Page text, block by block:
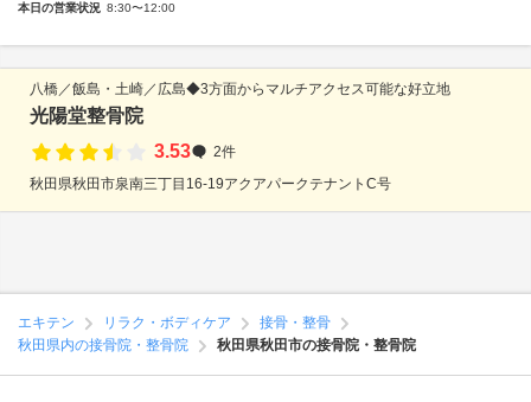
本日の営業状況 8:30〜12:00
八橋／飯島・土崎／広島◆3方面からマルチアクセス可能な好立地
光陽堂整骨院
3.53
2件
秋田県秋田市泉南三丁目16-19アクアパークテナントC号
エキテン リラク・ボディケア
接骨・整骨
秋田県内の接骨院・整骨院
秋田県秋田市の接骨院・整骨院